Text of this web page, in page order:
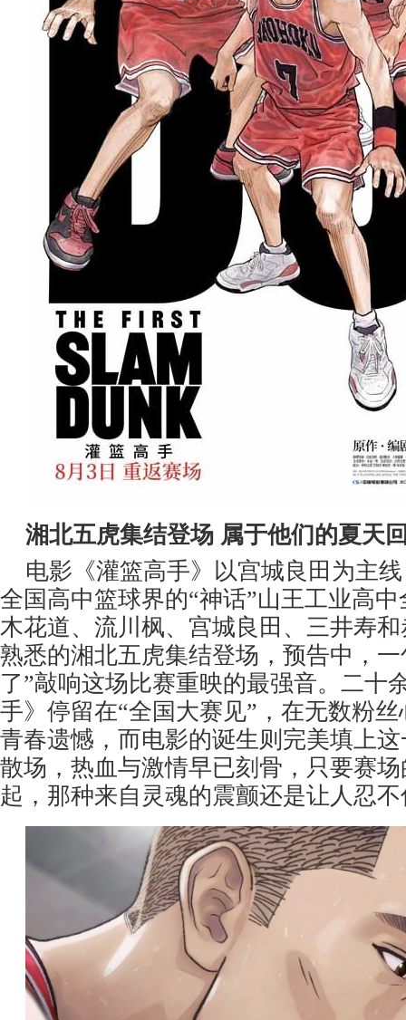
湘北五虎集结登场 属于他们的夏天
电影《灌篮高手》以宫城良田为主
全国高中篮球界的“神话”山王工业高
木花道、流川枫、宫城良田、三井寿
熟悉的湘北五虎集结登场，预告中，
了”敲响这场比赛重映的最强音。二十
手》停留在“全国大赛见”，在无数粉
青春遗憾，而电影的诞生则完美填上
散场，热血与激情早已刻骨，只要赛
起，那种来自灵魂的震颤还是让人忍